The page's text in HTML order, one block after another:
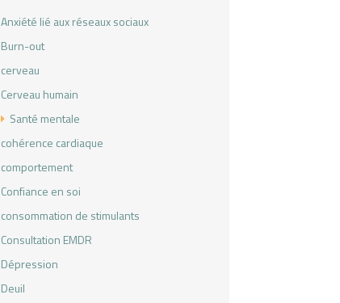
Anxiété lié aux réseaux sociaux
Burn-out
cerveau
Cerveau humain
Santé mentale
cohérence cardiaque
comportement
Confiance en soi
consommation de stimulants
Consultation EMDR
Dépression
Deuil